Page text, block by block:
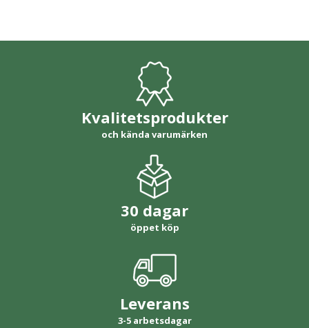
Kvalitetsprodukter
och kända varumärken
30 dagar
öppet köp
Leverans
3-5 arbetsdagar